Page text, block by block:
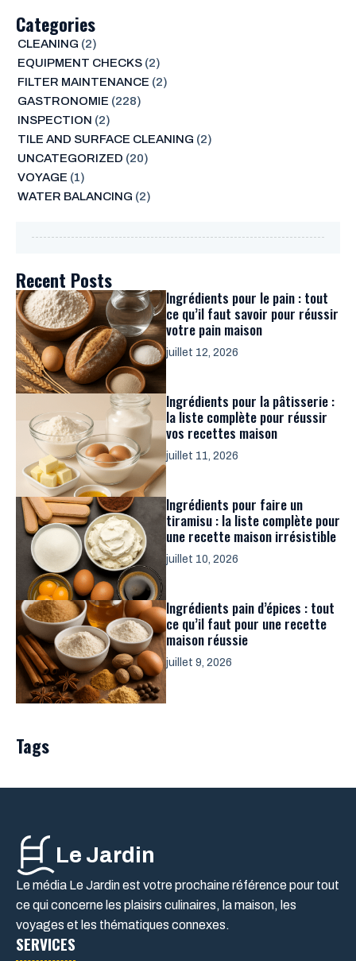
Categories
CLEANING (2)
EQUIPMENT CHECKS(2)
FILTER MAINTENANCE (2)
GASTRONOMIE (228)
INSPECTION (2)
TILE AND SURFACE CLEANING (2)
UNCATEGORIZED (20)
VOYAGE (1)
WATER BALANCING (2)
Recent Posts
Ingrédients pour le pain : tout
ce qu’il faut savoir pour réussir
votre pain maison
juillet 12, 2026
Ingrédients pour la pâtisserie :
la liste complète pour réussir
vos recettes maison
juillet 11, 2026
Ingrédients pour faire un
tiramisu : la liste complète pour
une recette maison irrésistible
juillet 10, 2026
Ingrédients pain d’épices : tout
ce qu’il faut pour une recette
maison réussie
juillet 9, 2026
Tags
Le Jardin
Le média Le Jardin est votre prochaine référence pour tout
ce qui concerne les plaisirs culinaires, la maison, les
voyages et les thématiques connexes.
SERVICES